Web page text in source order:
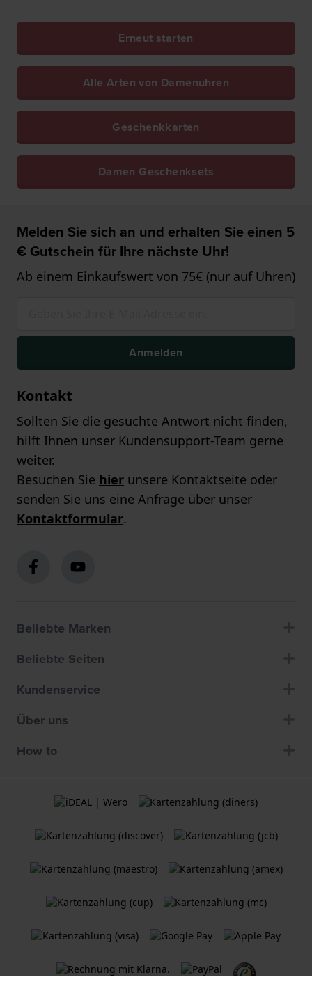
Erneut starten
Alle Arten von Damenuhren
Geschenkkarten
Damen Geschenksets
Melden Sie sich an und erhalten Sie einen 5
€ Gutschein für Ihre nächste Uhr!
Ab einem Einkaufswert von 75€ (nur auf Uhren)
Anmelden
Kontakt
Sollten Sie die gesuchte Antwort nicht finden,
hilft Ihnen unser Kundensupport-Team gerne
weiter.
Besuchen Sie hier unsere Kontaktseite oder
senden Sie uns eine Anfrage über unser
Kontaktformular.
Beliebte Marken
Beliebte Seiten
Kundenservice
Über uns
How to